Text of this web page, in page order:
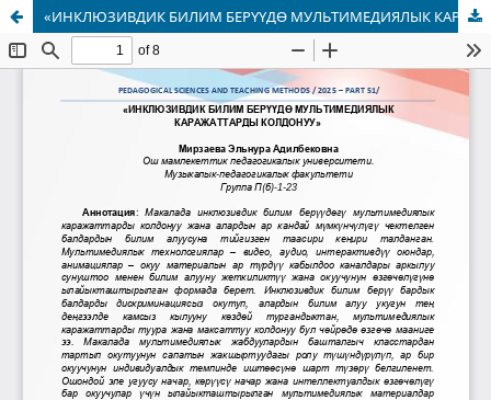
«ИНКЛЮЗИВДИК БИЛИМ БЕРҮҮДӨ МУЛЬТИМЕДИЯЛЫК КАРАЖАТТАРДЫ КОЛДОНУУ»